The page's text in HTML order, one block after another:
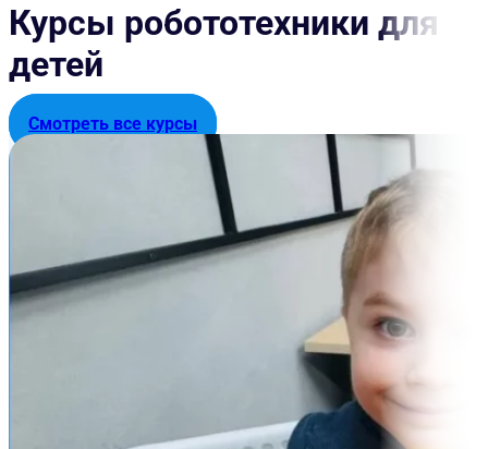
Курсы робототехники для
детей
Смотреть все курсы